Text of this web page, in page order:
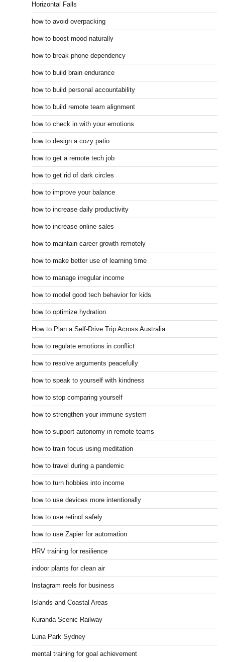
Horizontal Falls
how to avoid overpacking
how to boost mood naturally
how to break phone dependency
how to build brain endurance
how to build personal accountability
how to build remote team alignment
how to check in with your emotions
how to design a cozy patio
how to get a remote tech job
how to get rid of dark circles
how to improve your balance
how to increase daily productivity
how to increase online sales
how to maintain career growth remotely
how to make better use of learning time
how to manage irregular income
how to model good tech behavior for kids
how to optimize hydration
How to Plan a Self-Drive Trip Across Australia
how to regulate emotions in conflict
how to resolve arguments peacefully
how to speak to yourself with kindness
how to stop comparing yourself
how to strengthen your immune system
how to support autonomy in remote teams
how to train focus using meditation
how to travel during a pandemic
how to turn hobbies into income
how to use devices more intentionally
how to use retinol safely
how to use Zapier for automation
HRV training for resilience
indoor plants for clean air
Instagram reels for business
Islands and Coastal Areas
Kuranda Scenic Railway
Luna Park Sydney
mental training for goal achievement